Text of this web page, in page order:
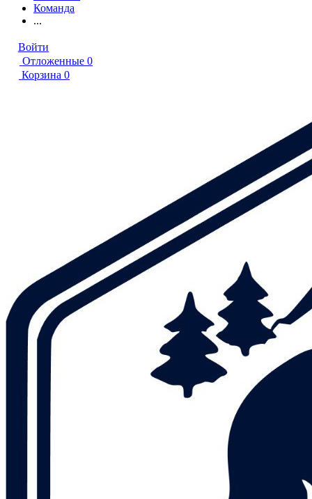
Команда
...
Войти
Отложенные 0
Корзина 0